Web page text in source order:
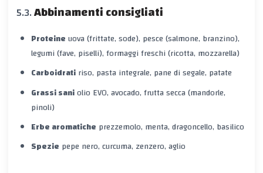
Abbinamenti consigliati
Proteineuova (frittate, sode), pesce (salmone, branzino),
legumi (fave, piselli), formaggi freschi (ricotta, mozzarella)
Carboidratiriso, pasta integrale, pane di segale, patate
Grassi saniolio EVO, avocado, frutta secca (mandorle,
pinoli)
Erbe aromatiche prezzemolo, menta, dragoncello, basilico
Spezie pepe nero, curcuma, zenzero, aglio